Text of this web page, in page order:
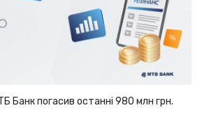
Банк погасив останні 980 млн грн.